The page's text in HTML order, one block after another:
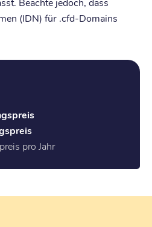
(IDN) für .cfd-Domains
pro Jahr